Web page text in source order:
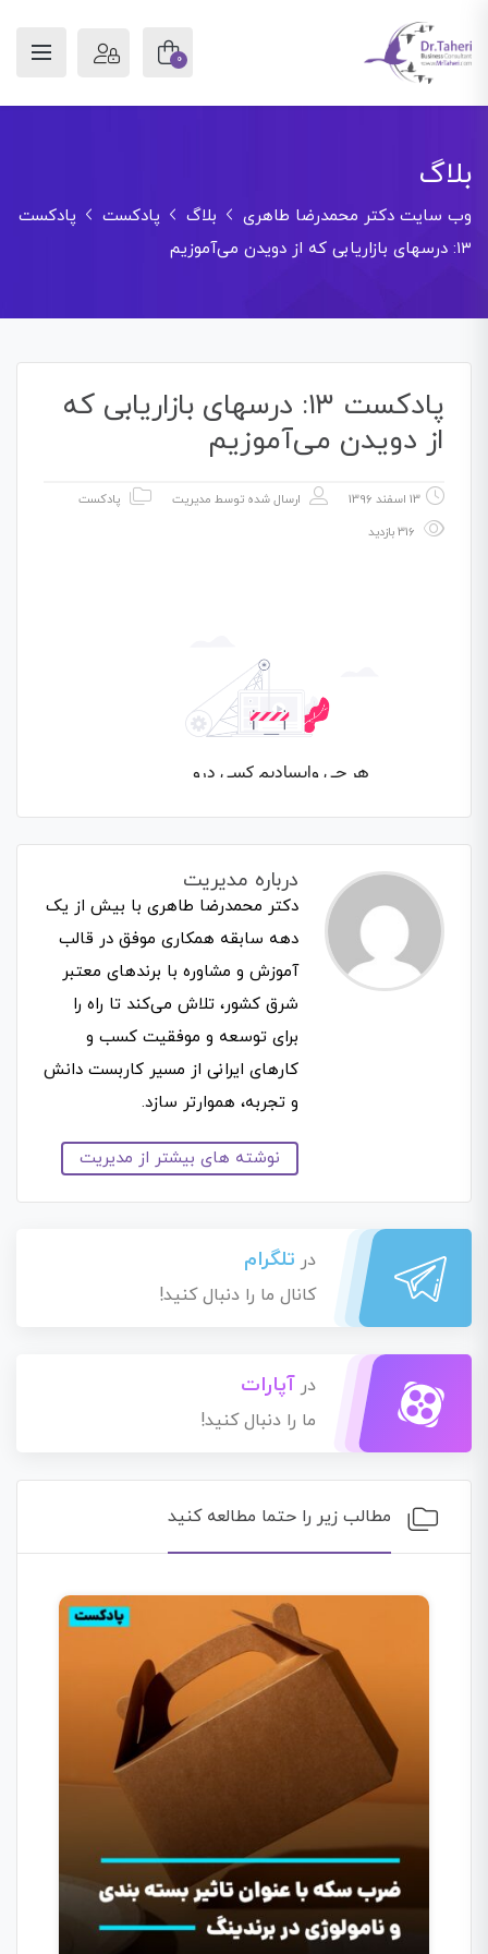
0
بلاگ
وب سایت دکتر محمدرضا طاهری بلاگ پادکست
پادکست
۱۳: درسهای بازاریابی که از دویدن می‌آموزیم
پادکست ۱۳: درسهای بازاریابی که
از دویدن می‌آموزیم
13 اسفند 1396 ارسال شده توسط مدیریت
پادکست
درباره مدیریت
دکتر محمدرضا طاهری با بیش از یک
دهه سابقه همکاری موفق در قالب
آموزش و مشاوره با برندهای معتبر
شرق کشور، تلاش می‌کند تا راه را
برای توسعه و موفقیت کسب و
کارهای ایرانی از مسیر کاربست دانش
و تجربه، هموارتر سازد.
نوشته های بیشتر از مدیریت
در تلگرام
کانال ما را دنبال کنید!
در آپارات
ما را دنبال کنید!
مطالب زیر را حتما مطالعه کنید